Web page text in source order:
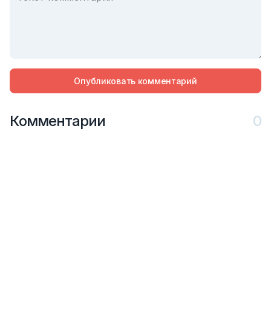
Опубликовать комментарий
Комментарии 0